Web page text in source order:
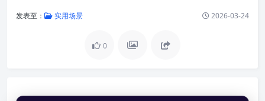
发表至： 实用场景 2026-03-24
0